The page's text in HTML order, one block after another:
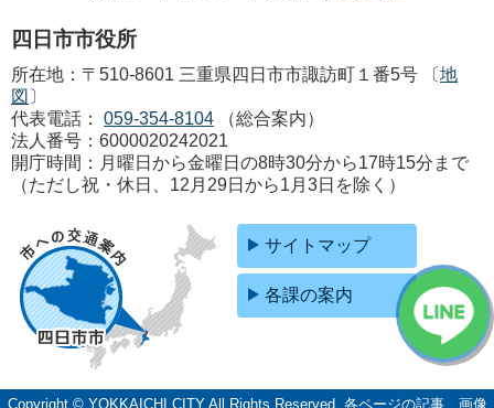
四日市市役所
所在地：〒510-8601 三重県四日市市諏訪町１番5号 〔地
図 〕
代表電話：
059-354-8104
（総合案内）
法人番号：6000020242021
開庁時間：月曜日から金曜日の8時30分から17時15分まで
（ただし祝・休日、12月29日から1月3日を除く）
サイトマップ
各課の案内
Copyright © YOKKAICHI CITY All Rights Reserved. 各ページの記事、画像